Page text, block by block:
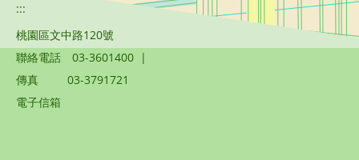
:::
桃園區文中路120號
聯絡電話
03-3601400 |
傳真
03-3791721
電子信箱